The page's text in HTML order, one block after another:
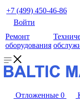
+7 (499) 450-46-86
Войти
Ремонт
оборудования
Отложенные 0